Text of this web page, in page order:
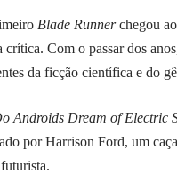
Blade Runnerchegou
crítica. Com o passar dos
da ficção científica e do
Androids Dream of Electric
por Harrison Ford, um